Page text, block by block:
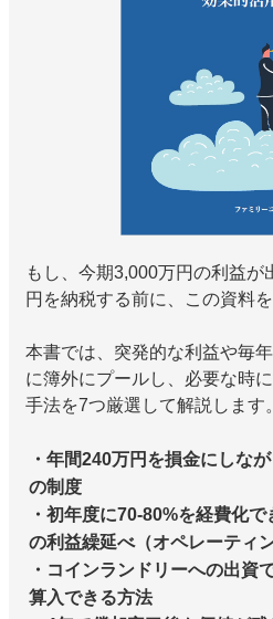
もし、今期3,000万円の利益
円を納税する前に、この資料
本書では、突発的な利益や毎
に簿外にプールし、必要な時
手法を7つ厳選して解説します。
・年間240万円を損金にしな
の制度
・初年度に70-80%を経費化
の利益繰延べ（オペレーティ
・コインランドリーへの出資
算入できる方法